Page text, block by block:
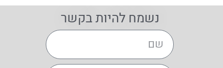
נשמח להיות בקשר